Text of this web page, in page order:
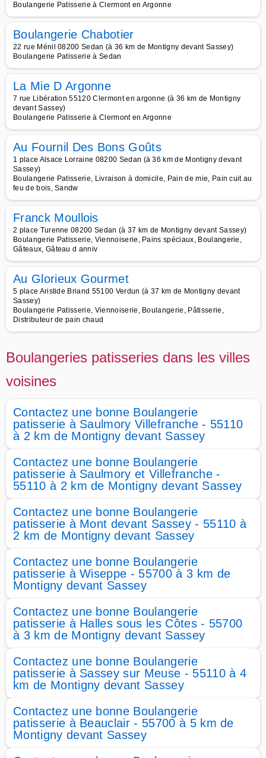
Boulangerie Patisserie à Clermont en Argonne
Boulangerie Chabotier
22 rue Ménil 08200 Sedan (à 36 km de Montigny devant Sassey)
Boulangerie Patisserie à Sedan
La Mie D Argonne
7 rue Libération 55120 Clermont en argonne (à 36 km de Montigny
devant Sassey)
Boulangerie Patisserie à Clermont en Argonne
Au Fournil Des Bons Goûts
1 place Alsace Lorraine 08200 Sedan (à 36 km de Montigny devant
Sassey)
Boulangerie Patisserie, Livraison à domicile, Pain de mie, Pain cuit au
feu de bois, Sandw
Franck Moullois
2 place Turenne 08200 Sedan (à 37 km de Montigny devant Sassey)
Boulangerie Patisserie, Viennoiserie, Pains spéciaux, Boulangerie,
Gâteaux, Gâteau d anniv
Au Glorieux Gourmet
5 place Aristide Briand 55100 Verdun (à 37 km de Montigny devant
Sassey)
Boulangerie Patisserie, Viennoiserie, Boulangerie, Pâtisserie,
Distributeur de pain chaud
Boulangeries patisseries dans les villes
voisines
Contactez une bonne Boulangerie
patisserie à Saulmory Villefranche - 55110
à 2 km de Montigny devant Sassey
Contactez une bonne Boulangerie
patisserie à Saulmory et Villefranche -
55110 à 2 km de Montigny devant Sassey
Contactez une bonne Boulangerie
patisserie à Mont devant Sassey - 55110 à
2 km de Montigny devant Sassey
Contactez une bonne Boulangerie
patisserie à Wiseppe - 55700 à 3 km de
Montigny devant Sassey
Contactez une bonne Boulangerie
patisserie à Halles sous les Côtes - 55700
à 3 km de Montigny devant Sassey
Contactez une bonne Boulangerie
patisserie à Sassey sur Meuse - 55110 à 4
km de Montigny devant Sassey
Contactez une bonne Boulangerie
patisserie à Beauclair - 55700 à 5 km de
Montigny devant Sassey